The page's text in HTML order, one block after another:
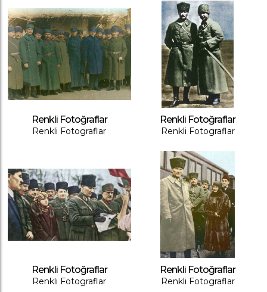
Renkli Fotoğraflar
Renkli Fotograflar
Renkli Fotoğraflar
Renkli Fotograflar
Renkli Fotoğraflar
Renkli Fotograflar
Renkli Fotoğraflar
Renkli Fotograflar